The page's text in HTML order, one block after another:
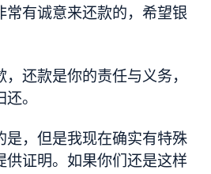
常有诚意来还款的，希望银
还款是你的责任与义务，
。
是，但是我现在确实有特殊
供证明。如果你们还是这样